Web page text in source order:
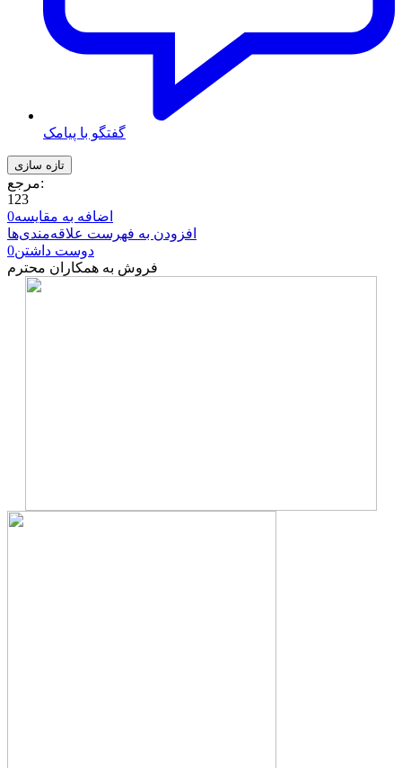
گفتگو با پیامک
مرجع:
123
اضافه به مقایسه0
افزودن به فهرست علاقه‌مندی‌ها
دوست داشتن0
فروش به همکاران محترم